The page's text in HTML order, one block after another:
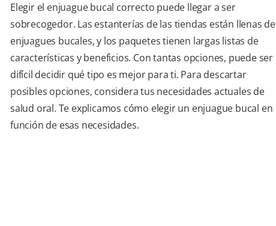
Elegir el enjuague bucal correcto puede llegar a ser
sobrecogedor. Las estanterías de las tiendas están llenas de
enjuagues bucales, y los paquetes tienen largas listas de
características y beneficios. Con tantas opciones, puede ser
difícil decidir qué tipo es mejor para ti. Para descartar
posibles opciones, considera tus necesidades actuales de
salud oral. Te explicamos cómo elegir un enjuague bucal en
función de esas necesidades.